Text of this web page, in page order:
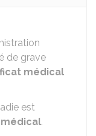
de grave
médical
est
.